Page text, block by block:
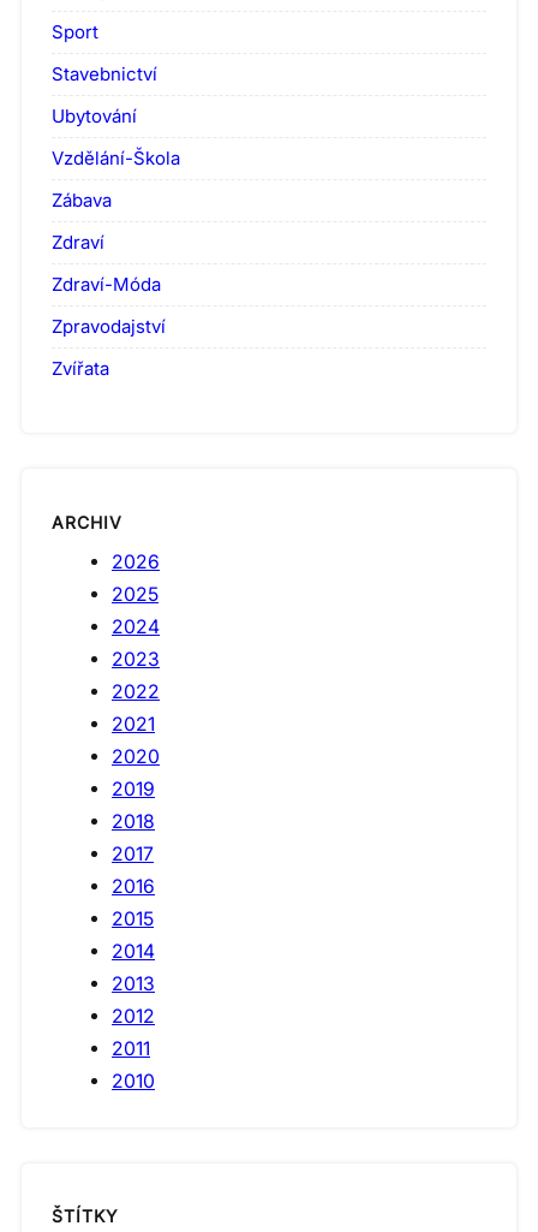
Sport
Stavebnictví
Ubytování
Vzdělání-Škola
Zábava
Zdraví
Zdraví-Móda
Zpravodajství
Zvířata
ARCHIV
2026
2025
2024
2023
2022
2021
2020
2019
2018
2017
2016
2015
2014
2013
2012
2011
2010
ŠTÍTKY